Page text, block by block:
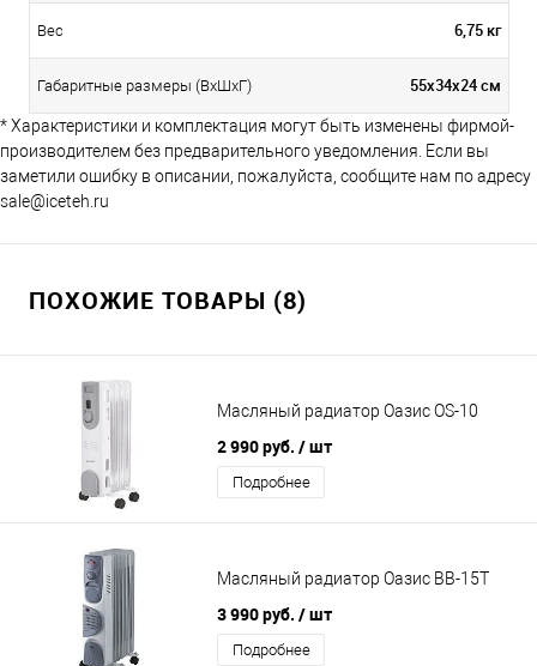
Вес 6,75 кг
Габаритные размеры (ВхШхГ) 55х34х24 см
* Характеристики и комплектация могут быть изменены фирмой-
производителем без предварительного уведомления. Если вы
заметили ошибку в описании, пожалуйста, сообщите нам по адресу
sale@iceteh.ru
ПОХОЖИЕ ТОВАРЫ (8)
Масляный радиатор Оазис OS-10
2 990 руб. / шт
Подробнее
Масляный радиатор Оазис BВ-15Т
3 990 руб. / шт
Подробнее